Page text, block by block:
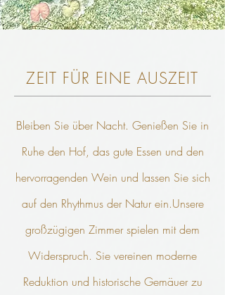
ZEIT FÜR EINE AUSZEIT
Bleiben Sie über Nacht. Genießen Sie in
Ruhe den Hof, das gute Essen und den
hervorragenden Wein und lassen Sie sich
auf den Rhythmusder Natur ein.Unsere
großzügigen Zimmer spielen mit dem
Widerspruch. Sie vereinen moderne
Reduktion und historische Gemäuer zu